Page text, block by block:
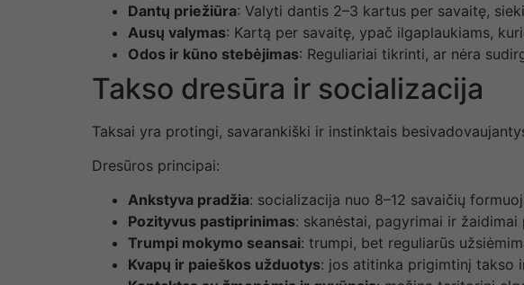
Dantų priežiūra: Valyti dantis 2–3 kartus per savaitę,
Ausų valymas: Kartą per savaitę, ypač ilgaplaukiams,
Odos ir kūno stebėjimas: Reguliariai tikrinti, ar nėra
Takso dresūra ir socializacija
Taksai yra protingi, savarankiški ir instinktais
Dresūros principai:
Ankstyva pradžia: socializacija nuo 8–12 savaičių
Pozityvus pastiprinimas: skanėstai, pagyrimai ir
Trumpi mokymo seansai: trumpi, bet reguliarūs
Kvapų ir paieškos užduotys: jos atitinka prigimtinį takso